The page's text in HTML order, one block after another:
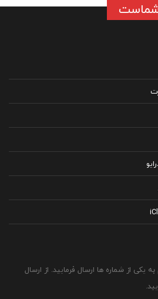
یکی از شماره ها ارسال فرمایید. از ارسال